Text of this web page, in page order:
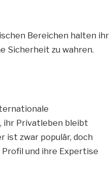
Bereichen halten ihr
Sicherheit zu wahren.
ihr Privatleben bleibt
ist zwar populär, doch
und ihre Expertise